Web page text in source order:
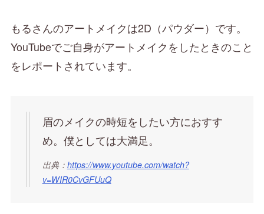
もるさんのアートメイクは2D（パウダー）です。
YouTubeでご自身がアートメイクをしたときのこと
をレポートされています。
眉のメイクの時短をしたい方におすす
め。僕としては大満足。
出典： https://www.youtube.com/watch?
v=WIR0CvGFUuQ